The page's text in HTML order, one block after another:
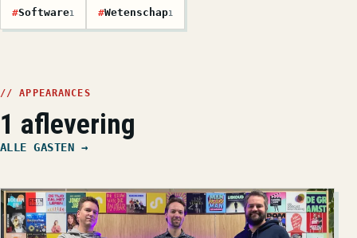
#Software1 #Wetenschap1
// APPEARANCES
1 aflevering
ALLE GASTEN →